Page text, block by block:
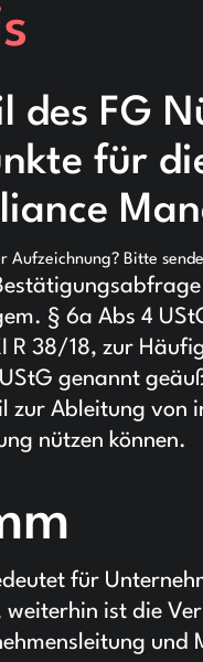
des FG
für
Aufzeichnung? Bitte
§ 6a Abs 4
R 38/18, zur
genannt
zur Ableitung
nützen können.
für
weiterhin ist die
und